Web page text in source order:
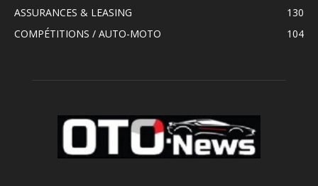
ASSURANCES & LEASING
130
COMPÉTITIONS / AUTO-MOTO
104